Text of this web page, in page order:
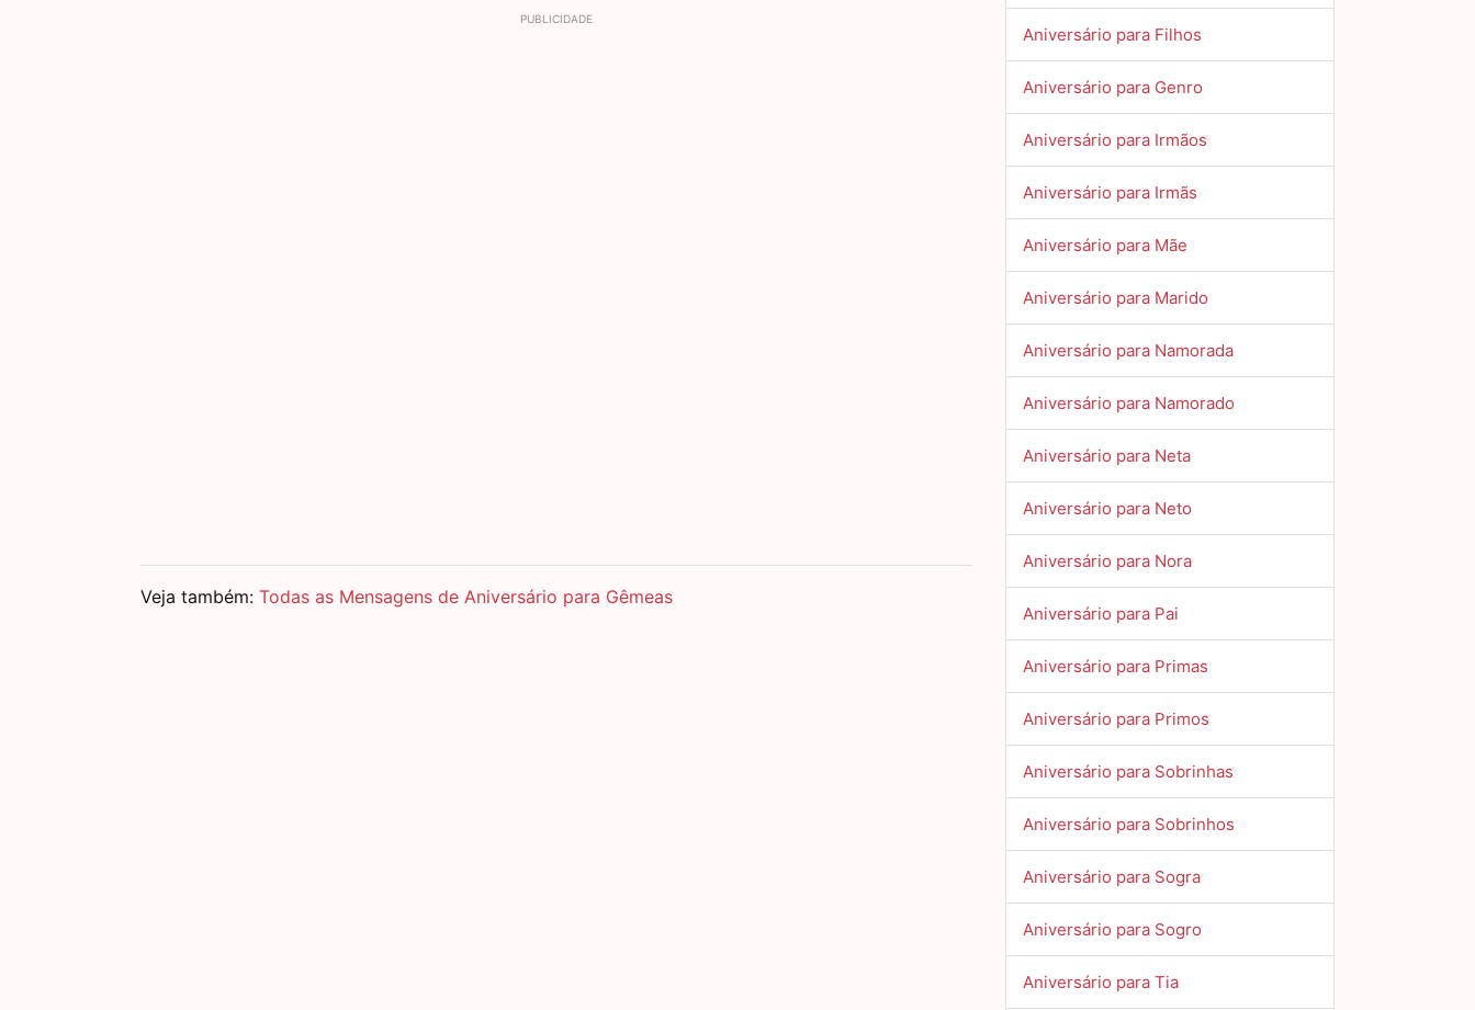
Veja também: Todas as Mensagens de Aniversário para Gêmeas
Aniversário para Filhos
Aniversário para Genro
Aniversário para Irmãos
Aniversário para Irmãs
Aniversário para Mãe
Aniversário para Marido
Aniversário para Namorada
Aniversário para Namorado
Aniversário para Neta
Aniversário para Neto
Aniversário para Nora
Aniversário para Pai
Aniversário para Primas
Aniversário para Primos
Aniversário para Sobrinhas
Aniversário para Sobrinhos
Aniversário para Sogra
Aniversário para Sogro
Aniversário para Tia